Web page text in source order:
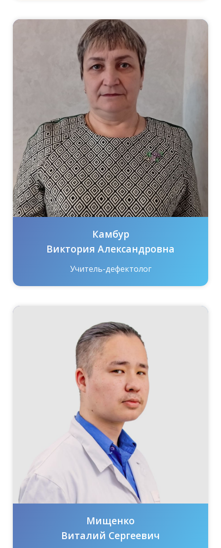
Камбур
Виктория Александровна
Учитель-дефектолог
Мищенко
Виталий Сергеевич